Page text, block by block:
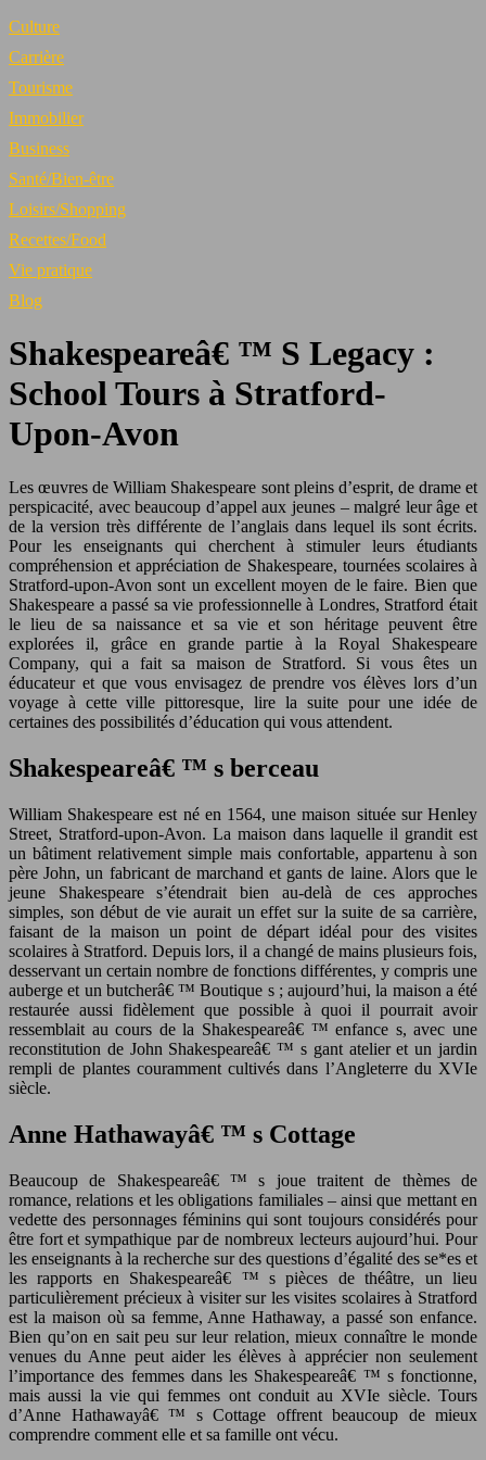
Culture
Carrière
Tourisme
Immobilier
Business
Santé/Bien-être
Loisirs/Shopping
Recettes/Food
Vie pratique
Blog
Shakespeareâ€ ™ S Legacy :
School Tours à Stratford-
Upon-Avon
Les œuvres de William Shakespeare sont pleins d’esprit, de drame et
perspicacité, avec beaucoup d’appel aux jeunes – malgré leur âge et
de la version très différente de l’anglais dans lequel ils sont écrits.
Pour les enseignants qui cherchent à stimuler leurs étudiants
compréhension et appréciation de Shakespeare, tournées scolaires à
Stratford-upon-Avon sont un excellent moyen de le faire. Bien que
Shakespeare a passé sa vie professionnelle à Londres, Stratford était
le lieu de sa naissance et sa vie et son héritage peuvent être
explorées il, grâce en grande partie à la Royal Shakespeare
Company, qui a fait sa maison de Stratford. Si vous êtes un
éducateur et que vous envisagez de prendre vos élèves lors d’un
voyage à cette ville pittoresque, lire la suite pour une idée de
certaines des possibilités d’éducation qui vous attendent.
Shakespeareâ€ ™ s berceau
William Shakespeare est né en 1564, une maison située sur Henley
Street, Stratford-upon-Avon. La maison dans laquelle il grandit est
un bâtiment relativement simple mais confortable, appartenu à son
père John, un fabricant de marchand et gants de laine. Alors que le
jeune Shakespeare s’étendrait bien au-delà de ces approches
simples, son début de vie aurait un effet sur la suite de sa carrière,
faisant de la maison un point de départ idéal pour des visites
scolaires à Stratford. Depuis lors, il a changé de mains plusieurs fois,
desservant un certain nombre de fonctions différentes, y compris une
auberge et un butcherâ€ ™ Boutique s ; aujourd’hui, la maison a été
restaurée aussi fidèlement que possible à quoi il pourrait avoir
ressemblait au cours de la Shakespeareâ€ ™ enfance s, avec une
reconstitution de John Shakespeareâ€ ™ s gant atelier et un jardin
rempli de plantes couramment cultivés dans l’Angleterre du XVIe
siècle.
Anne Hathawayâ€ ™ s Cottage
Beaucoup de Shakespeareâ€ ™ s joue traitent de thèmes de
romance, relations et les obligations familiales – ainsi que mettant en
vedette des personnages féminins qui sont toujours considérés pour
être fort et sympathique par de nombreux lecteurs aujourd’hui. Pour
les enseignants à la recherche sur des questions d’égalité des se*es et
les rapports en Shakespeareâ€ ™ s pièces de théâtre, un lieu
particulièrement précieux à visiter sur les visites scolaires à Stratford
est la maison où sa femme, Anne Hathaway, a passé son enfance.
Bien qu’on en sait peu sur leur relation, mieux connaître le monde
venues du Anne peut aider les élèves à apprécier non seulement
l’importance des femmes dans les Shakespeareâ€ ™ s fonctionne,
mais aussi la vie qui femmes ont conduit au XVIe siècle. Tours
d’Anne Hathawayâ€ ™ s Cottage offrent beaucoup de mieux
comprendre comment elle et sa famille ont vécu.